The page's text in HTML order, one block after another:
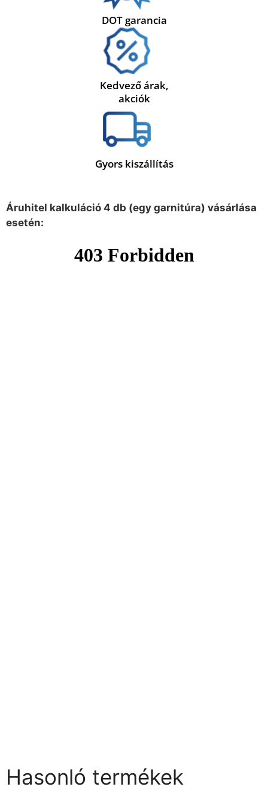
DOT garancia
Kedvező árak,
akciók
Gyors kiszállítás
Áruhitel kalkuláció 4 db (egy garnitúra) vásárlása
esetén:
Hasonló termékek